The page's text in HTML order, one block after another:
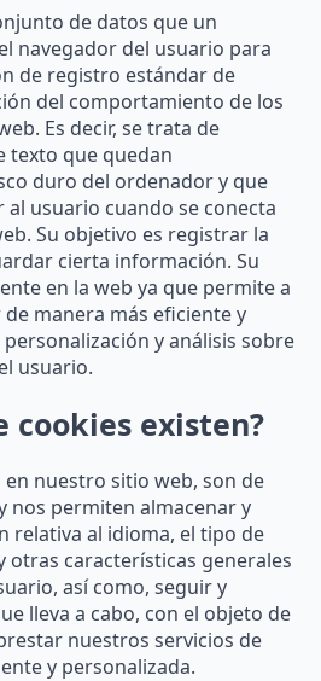
de datos que un
navegador del usuario para
de registro estándar de
del comportamiento de los
Es decir, se trata de
texto que quedan
duro del ordenador y que
usuario cuando se conecta
Su objetivo es registrar la
cierta información. Su
en la web ya que permite a
manera más eficiente y
y análisis sobre
usuario.
cookies existen?
en nuestro sitio web, son de
nos permiten almacenar y
relativa al idioma, el tipo de
otras características generales
así como, seguir y
lleva a cabo, con el objeto de
nuestros servicios de
y personalizada.